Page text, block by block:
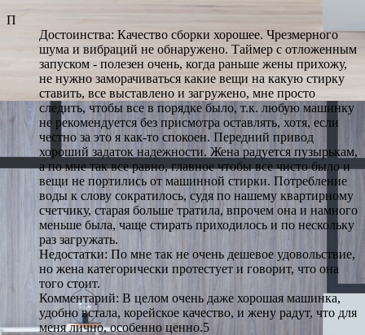
П
Достоинства: Качество сборки хорошее. Чрезмерного
шума и вибраций не обнаружено. Таймер с отложенным
запуском - полезен очень, когда раньше жены прихожу,
не нужно заморачиваться какие вещи на какую стирку
ставить, все выставлено и загружено, мне просто
следить, чтобы все в порядке было, т.к. любую машинку
не рекомендуется без присмотра оставлять, хотя, если
честно за это я как-то спокоен. Передний привод
хороший задаток надежности. Жена радуется пузырькам,
а по мне так все равно, главное чтобы все чисто было и
вещи не портились от машинной стирки. Потребление
воды к слову сократилось, судя по нашему квартирному
счетчику, старая больше тратила, впрочем она и намного
меньше была, чаще стирать приходилось и по нескольку
раз загружать.
Недостатки: По мне так не очень дешевое удовольствие,
но жена категорически протестует и говорит, что она
того стоит.
Комментарий: В целом очень даже хорошая машинка,
удобно встала, корейское качество, и жену радут, что для
меня лично, особенно ценно.5